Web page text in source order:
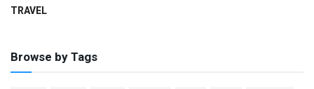
TRAVEL
Browse by Tags